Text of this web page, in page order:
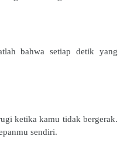
bahwa setiap detik yang
ketika kamu tidak bergerak.
sendiri.